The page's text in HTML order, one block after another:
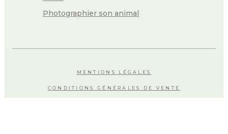
Photographier son animal
MENTIONS LÉGALES
CONDITIONS GÉNÉRALES DE VENTE